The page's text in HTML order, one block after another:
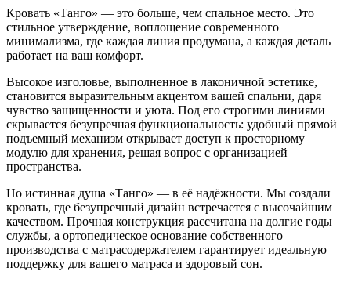
Кровать «Танго» — это больше, чем спальное место. Это
стильное утверждение, воплощение современного
минимализма, где каждая линия продумана, а каждая деталь
работает на ваш комфорт.
Высокое изголовье, выполненное в лаконичной эстетике,
становится выразительным акцентом вашей спальни, даря
чувство защищенности и уюта. Под его строгими линиями
скрывается безупречная функциональность: удобный прямой
подъемный механизм открывает доступ к просторному
модулю для хранения, решая вопрос с организацией
пространства.
Но истинная душа «Танго» — в её надёжности. Мы создали
кровать, где безупречный дизайн встречается с высочайшим
качеством. Прочная конструкция рассчитана на долгие годы
службы, а ортопедическое основание собственного
производства с матрасодержателем гарантирует идеальную
поддержку для вашего матраса и здоровый сон.